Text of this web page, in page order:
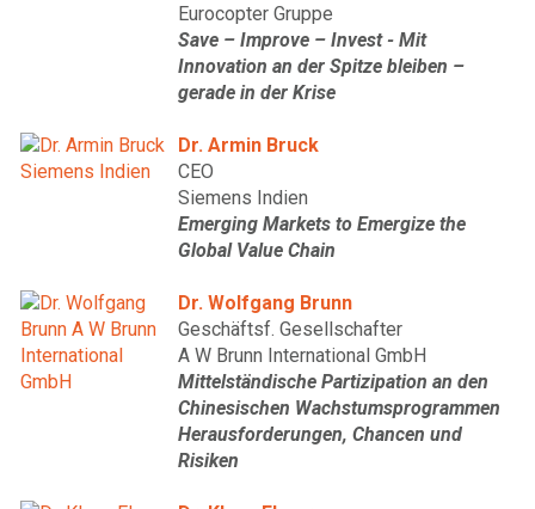
Eurocopter Gruppe
Save – Improve – Invest - Mit
Innovation an der Spitze bleiben –
gerade in der Krise
Dr. Armin Bruck
CEO
Siemens Indien
Emerging Markets to Emergize the
Global Value Chain
Dr. Wolfgang Brunn
Geschäftsf. Gesellschafter
A W Brunn International GmbH
Mittelständische Partizipation an den
Chinesischen Wachstumsprogrammen
Herausforderungen, Chancen und
Risiken